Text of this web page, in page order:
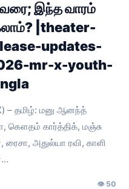
இந்த வாரம்
|theater-
updates-
mr-x-youth-
– தமிழ்: மனு ஆனந்த்
கௌதம் கார்த்திக், மஞ்சு
ரைசா, அதுல்யா ரவி, காளி
👁50